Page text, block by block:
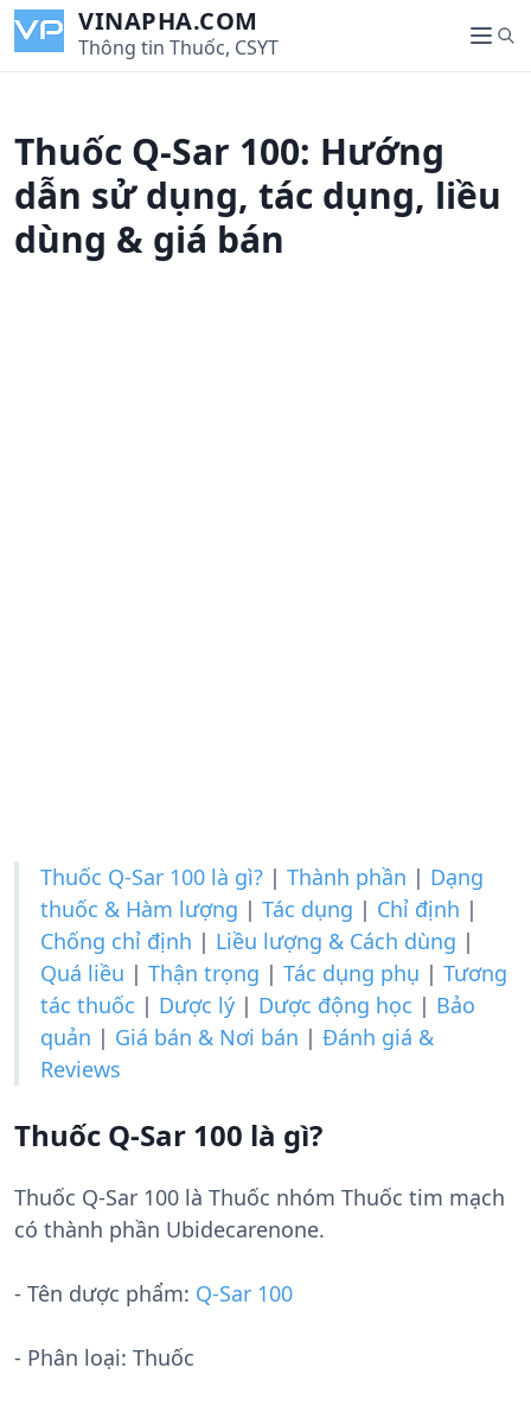
i
VINAPHA.COM
Thông tin Thuốc, CSYT
M
e
S
e
Thuốc Q-Sar 100: Hướng
dẫn sử dụng, tác dụng, liều
dùng & giá bán
Thuốc Q-Sar 100 là gì? | Thành phần | Dạng
thuốc & Hàm lượng | Tác dụng | Chỉ định |
Chống chỉ định | Liều lượng & Cách dùng |
Quá liều | Thận trọng | Tác dụng phụ | Tương
tác thuốc | Dược lý | Dược động học | Bảo
quản | Giá bán & Nơi bán | Đánh giá &
Reviews
Thuốc Q-Sar 100 là gì?
Thuốc Q-Sar 100 là Thuốc nhóm Thuốc tim mạch
có thành phần Ubidecarenone.
- Tên dược phẩm: Q-Sar 100
- Phân loại: Thuốc